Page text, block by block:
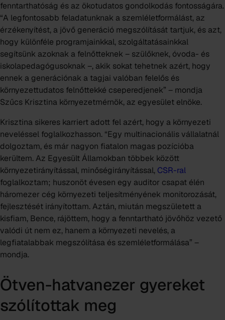
fenntarthatóság és az ökotudatos gondolkodás fontosságára.
“A legfontosabb feladatunknak a szemléletformálást, az
érzékenyítést, a jövő generáció megszólítását tartjuk, és azt,
hogy különféle programjainkkal, szolgáltatásainkkal
segítsünk azoknak a felnőtteknek – szülőknek, óvoda- és
iskolapedagógusoknak –, akik sokat tehetnek azért, hogy
ennek a generációnak a tagjai valóban felelős és
környezettudatos felnőttekké cseperedjenek” – mondja
Szűcs Krisztina környezetmérnök, az egyesület elnöke.
Krisztina sikeres karriert adott fel azért, hogy a környezeti
neveléssel foglalkozhasson. “Egy multinacionális vállalatnál
dolgoztam, és már nagyon fiatalon magas pozícióba
kerültem. Az Egyesült Államokban többek között
környezetirányítással, minőségirányítással, CSR-ral
foglalkoztam; huszonöt évesen egy auditor csapat élén
háromezer cég környezeti teljesítményének monitorozását,
fejlesztését irányítottam. Aztán, miután megszületett a
kisfiam, Bence, rájöttem, hogy a fenntartható jövőhöz vezető
valódi út nem ez, hanem a környezeti nevelés, a
legfiatalabbak megszólítása és szemléletformálása” –
mondja.
Ötven-hatvanezer gyereket
szólítottak meg